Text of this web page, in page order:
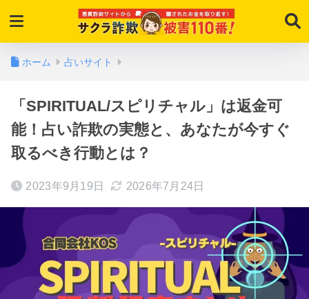
ホーム 占いサイト
「SPIRITUAL/スピリチャル」は返金可
能！占い詐欺の実態と、あなたが今すぐ
取るべき行動とは？
2023年9月19日 2026年7月24日